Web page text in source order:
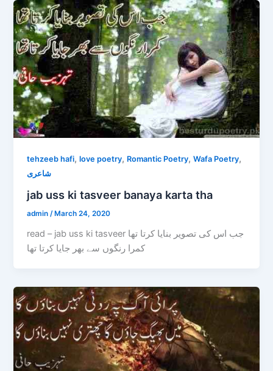
tehzeeb hafi,love poetry, Romantic Poetry,Wafa Poetry,
شاعری
jab uss ki tasveer banaya karta tha
admin /March 24, 2020
read – jab uss ki tasveer جب اس کی تصویر بنایا کرتا تھا
کمرا رنگوں سے بھر جایا کرتا تھا